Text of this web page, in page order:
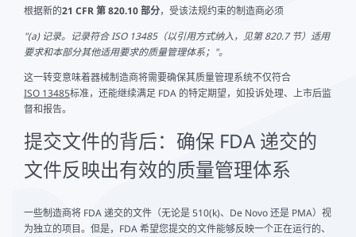
根据新的21 CFR 第 820.10 部分，受该法规约束的制造商必须
"(a) 记录。记录符合 ISO 13485（以引用方式纳入，见第 820.7 节）适用
要求和本部分其他适用要求的质量管理体系；"。
这一转变意味着器械制造商将需要确保其质量管理系统不仅符合
ISO 13485标准，还能继续满足 FDA 的特定期望，如投诉处理、上市后监
督和报告。
提交文件的背后：确保 FDA 递交的
文件反映出有效的质量管理体系
一些制造商将 FDA 递交的文件（无论是 510(k)、De Novo 还是 PMA）视
为独立的项目。但是，FDA 希望您提交的文件能够反映一个正在运行的、